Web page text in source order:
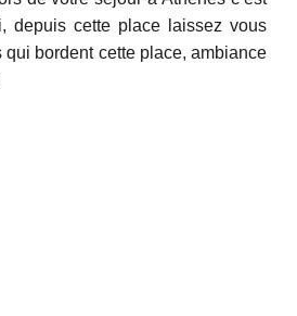
depuis cette place laissez vous
bordent cette place, ambiance